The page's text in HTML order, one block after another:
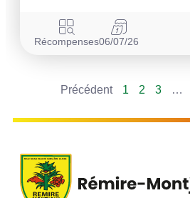
Récompenses06/07/26
Précédent 1 2 3 …